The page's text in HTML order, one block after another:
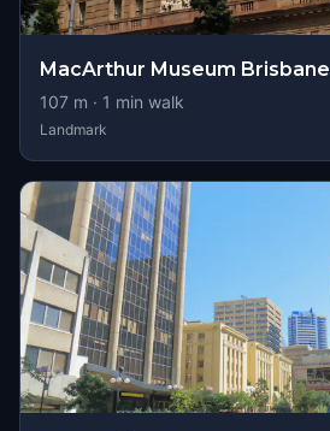
MacArthur Museum Brisbane
107 m · 1 min walk
Landmark